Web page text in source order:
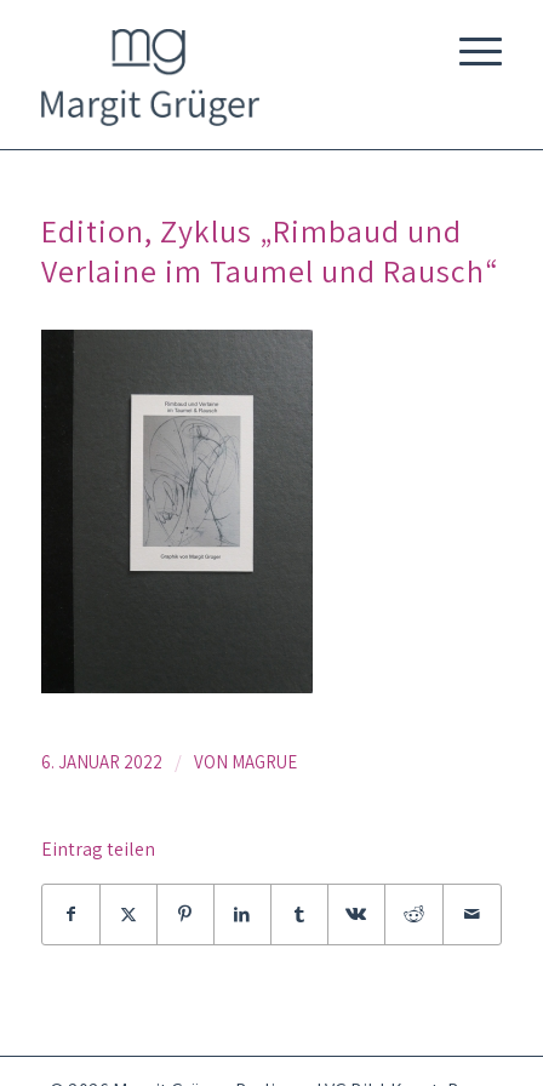
Edition, Zyklus „Rimbaud und
Verlaine im Taumel und Rausch“
6. JANUAR 2022 / VON MAGRUE
Eintrag teilen